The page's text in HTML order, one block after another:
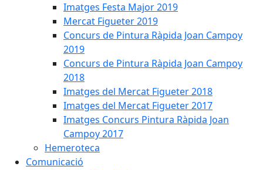
Imatges Festa Major 2019
Mercat Figueter 2019
Concurs de Pintura Ràpida Joan Campoy
2019
Concurs de Pintura Ràpida Joan Campoy
2018
Imatges del Mercat Figueter 2018
Imatges del Mercat Figueter 2017
Imatges Concurs Pintura Ràpida Joan
Campoy 2017
Hemeroteca
Comunicació